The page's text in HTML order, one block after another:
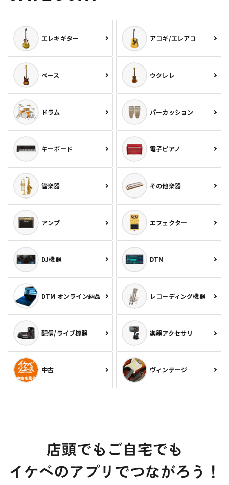
エレキギター アコギ/エレアコ
ベース ウクレレ
ドラム パーカッション
キーボード 電子ピアノ
管楽器 その他楽器
アンプ エフェクター
DJ機器 DTM
DTM オンライン納品 レコーディング機器
配信/ライブ機器 楽器アクセサリ
中古 ヴィンテージ